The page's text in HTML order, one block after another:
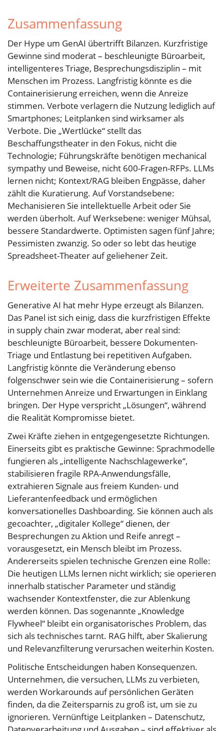
Zusammenfassung
Der Hype um GenAI übertrifft Bilanzen. Kurzfristige
Gewinne sind moderat – beschleunigte Büroarbeit,
intelligenteres Triage, Besprechungsdisziplin – mit
Menschen im Prozess. Langfristig könnte es die
Containerisierung erreichen, wenn die Anreize
stimmen. Verbote verlagern die Nutzung lediglich auf
Smartphones; Leitplanken sind wirksamer als
Verbote. Die „Wertlücke“ stellt das
Beschaffungstheater in den Fokus, nicht die
Technologie; Führungskräfte benötigen mechanical
sympathy und Beweise, nicht 600-Fragen-RFPs. LLMs
lernen nicht; Kontext/RAG bleiben Engpässe, daher
zählt die Kuratierung. Auf Vorstandsebene:
Mechanisieren Sie intellektuelle Arbeit oder Sie
werden überholt. Auf Werksebene: weniger Mühsal,
bessere Standardwerte. Optimisten sagen fünf Jahre;
Pessimisten zwanzig. So oder so lebt das heutige
Spreadsheet-Theater auf geliehener Zeit.
Erweiterte Zusammenfassung
Generative AI hat mehr Hype erzeugt als Bilanzen.
Das Panel ist sich einig, dass die kurzfristigen Effekte
in supply chain zwar moderat, aber real sind:
beschleunigte Büroarbeit, bessere Dokumenten-
Triage und Entlastung bei repetitiven Aufgaben.
Langfristig könnte die Veränderung ebenso
folgenschwer sein wie die Containerisierung – sofern
Unternehmen Anreize und Erwartungen in Einklang
bringen. Der Hype verspricht „Lösungen“, während
die Realität Kompromisse bietet.
Zwei Kräfte ziehen in entgegengesetzte Richtungen.
Einerseits gibt es praktische Gewinne: Sprachmodelle
fungieren als „intelligente Nachschlagewerke“,
stabilisieren fragile RPA-Anwendungsfälle,
extrahieren Signale aus freiem Kunden- und
Lieferantenfeedback und ermöglichen
konversationelles Dashboarding. Sie können auch als
gecoachter, „digitaler Kollege“ dienen, der
Besprechungen zu Aktion und Reife anregt –
vorausgesetzt, ein Mensch bleibt im Prozess.
Andererseits spielen technische Grenzen eine Rolle:
Die heutigen LLMs lernen nicht wirklich; sie operieren
innerhalb statischer Parameter und ständig
wachsender Kontextfenster, die zur Ablenkung
werden können. Das sogenannte „Knowledge
Flywheel“ bleibt ein organisatorisches Problem, das
sich als technisches tarnt. RAG hilft, aber Skalierung
und Relevanzfilterung verursachen weiterhin Kosten.
Politische Entscheidungen haben Konsequenzen.
Unternehmen, die versuchen, LLMs zu verbieten,
werden Workarounds auf persönlichen Geräten
finden, da die Zeitersparnis zu groß ist, um sie zu
ignorieren. Vernünftige Leitplanken – Datenschutz,